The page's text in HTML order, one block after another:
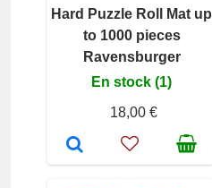
Hard Puzzle Roll Mat up
to 1000 pieces
Ravensburger
En stock (1)
18,00 €